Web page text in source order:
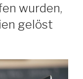
wurden,
gelöst